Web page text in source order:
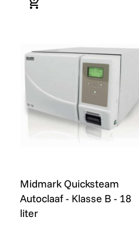
In winkelmandje
Midmark Quicksteam
Autoclaaf - Klasse B - 18
liter